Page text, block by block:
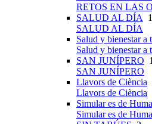
RETOS EN LAS
SALUD AL DÍA
SALUD AL DÍA
Salud y bienestar a
Salud y bienestar a
SAN JUNÍPERO 1
SAN JUNÍPERO
Llavors de Ciència
Llavors de Ciència
Simular es de
Simular es de